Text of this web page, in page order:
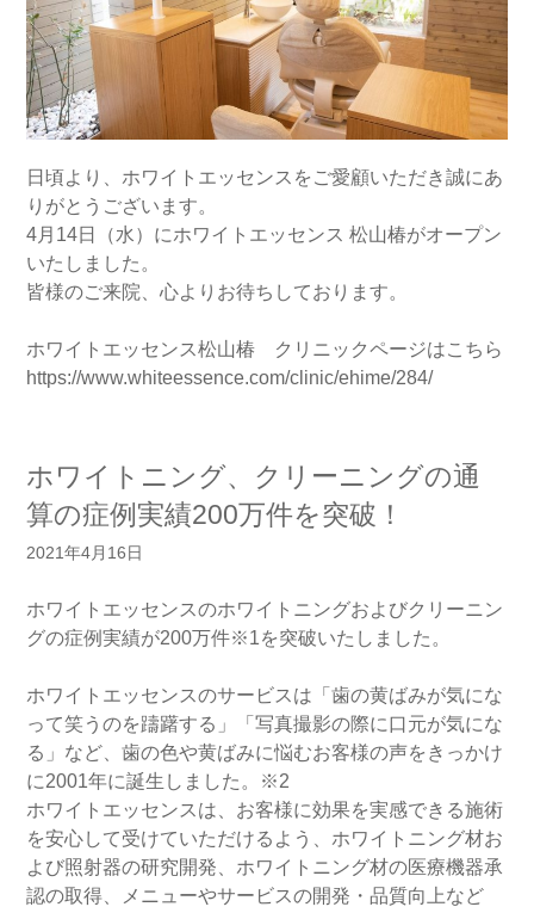
日頃より、ホワイトエッセンスをご愛顧いただき誠にあ
りがとうございます。
4月14日（水）にホワイトエッセンス 松山椿がオープン
いたしました。
皆様のご来院、心よりお待ちしております。
ホワイトエッセンス松山椿 クリニックページはこちら
https://www.whiteessence.com/clinic/ehime/284/
ホワイトニング、クリーニングの通
算の症例実績200万件を突破！
2021年4月16日
ホワイトエッセンスのホワイトニングおよびクリーニン
グの症例実績が200万件※1を突破いたしました。
ホワイトエッセンスのサービスは「歯の黄ばみが気にな
って笑うのを躊躇する」「写真撮影の際に口元が気にな
る」など、歯の色や黄ばみに悩むお客様の声をきっかけ
に2001年に誕生しました。 ※2
ホワイトエッセンスは、お客様に効果を実感できる施術
を安心して受けていただけるよう、ホワイトニング材お
よび照射器の研究開発、ホワイトニング材の医療機器承
認の取得、メニューやサービスの開発・品質向上など